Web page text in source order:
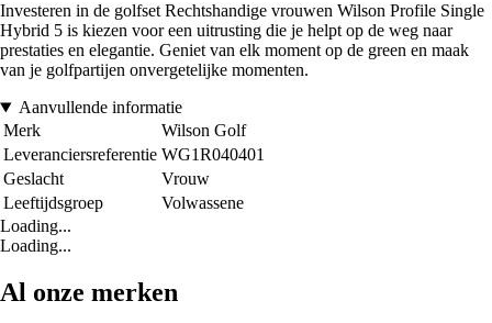
Investeren in de golfset Rechtshandige vrouwen Wilson Profile Single
Hybrid 5 is kiezen voor een uitrusting die je helpt op de weg naar
prestaties en elegantie. Geniet van elk moment op de green en maak
van je golfpartijen onvergetelijke momenten.
Aanvullende informatie
Merk
Wilson Golf
Leveranciersreferentie WG1R040401
Geslacht
Vrouw
Leeftijdsgroep
Volwassene
Loading...
Loading...
Al onze merken